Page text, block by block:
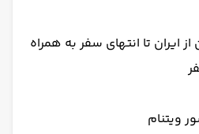
ایران تا انتهای سفر به همراه
ویتنام